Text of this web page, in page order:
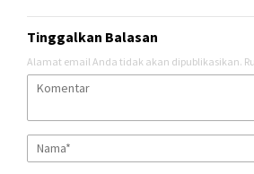
Tinggalkan Balasan
Alamat email Anda tidak akan dipublikasikan.